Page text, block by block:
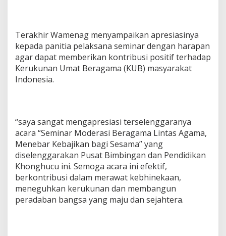
Terakhir Wamenag menyampaikan apresiasinya
kepada panitia pelaksana seminar dengan harapan
agar dapat memberikan kontribusi positif terhadap
Kerukunan Umat Beragama (KUB) masyarakat
Indonesia.
“saya sangat mengapresiasi terselenggaranya
acara “Seminar Moderasi Beragama Lintas Agama,
Menebar Kebajikan bagi Sesama” yang
diselenggarakan Pusat Bimbingan dan Pendidikan
Khonghucu ini. Semoga acara ini efektif,
berkontribusi dalam merawat kebhinekaan,
meneguhkan kerukunan dan membangun
peradaban bangsa yang maju dan sejahtera.